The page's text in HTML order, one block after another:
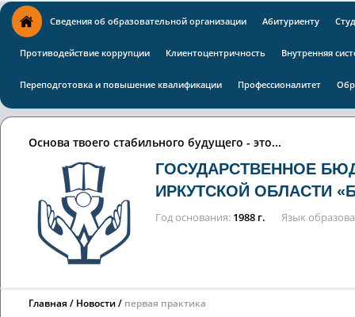
Сведения об образовательной организации Абитуриенту
Противодействие коррупции Клиентоцентричность Внутренняя
Переподготовка и повышение квалификации Профессионалитет
Основа твоего стабильного будущего - это...
ГОСУДАРСТВЕННОЕ
ИРКУТСКОЙ ОБЛАСТИ
Год основания 1988 г. Язык
Главная Новости первая практика